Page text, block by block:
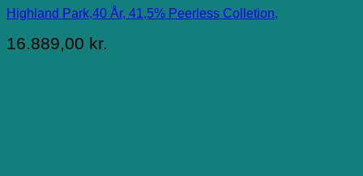
Highland Park,40 År, 41,5% Peerless Colletion,
16.889,00 kr.